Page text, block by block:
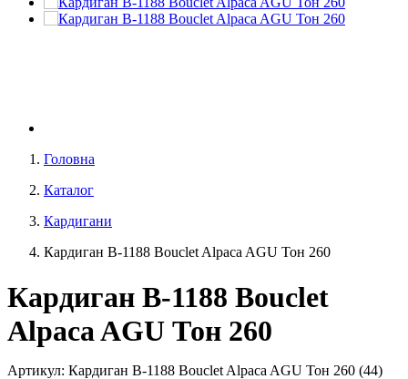
Головна
Каталог
Кардигани
Кардиган В-1188 Bouclet Alpaca AGU Тон 260
Кардиган В-1188 Bouclet
Alpaca AGU Тон 260
Артикул: Кардиган В-1188 Bouclet Alpaca AGU Тон 260 (44)